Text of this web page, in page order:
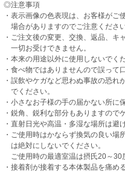
◎注意事項
・表示画像の色表現は、お客様がご
場合がありますのでご注意くださ
・ご注文後の変更、交換、返品、キ
一切お受けできません。
・本来の用途以外に使用しないでく
・食べ物ではありませんので誤って
・誤飲やケガなど思わぬ事故の恐れ
でください。
・小さなお子様の手の届かない所に
・鋭角、鋭利な部分もありますので
・直射日光や高温・多湿な場所は避
・ご使用時はかならず換気の良い場
は絶対にしないでください。
ご使用時の最適室温は摂氏20～30
・接着剤が接着する本体製品を痛め